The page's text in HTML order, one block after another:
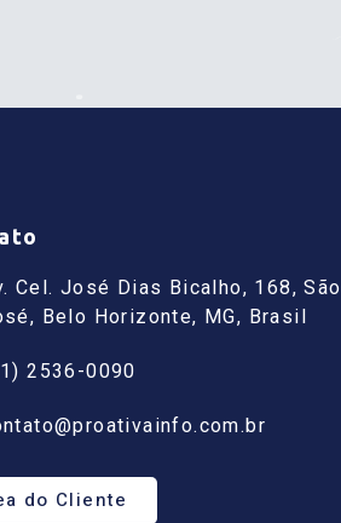
Cel. José Dias Bicalho, 168, São
Belo Horizonte, MG, Brasil
2536-0090
do Cliente